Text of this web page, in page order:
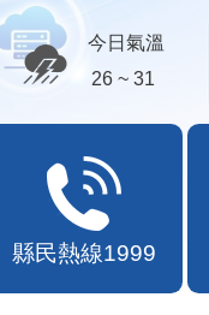
今日氣溫
26 ~ 31
縣民熱線1999